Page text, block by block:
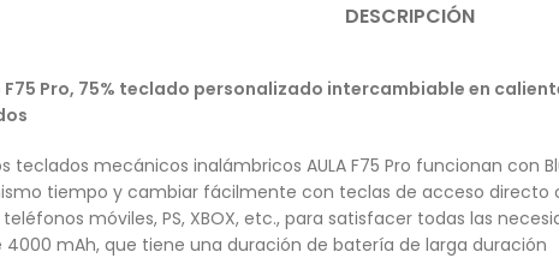
DESCRIPCIÓN
Pro, 75% teclado personalizado intercambiable en
mecánicos inalámbricos AULA F75 Pro funcionan con
tiempo y cambiar fácilmente con teclas de acceso directo
móviles, PS, XBOX, etc., para satisfacer todas las
mAh, que tiene una duración de batería de larga duración